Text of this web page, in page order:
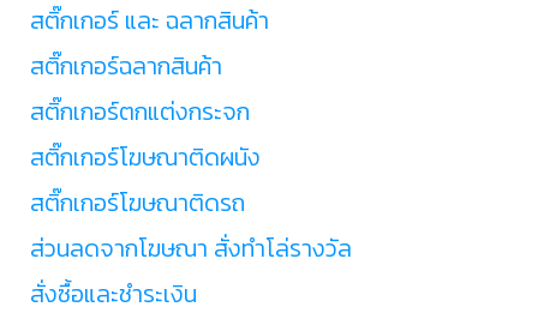
สติ๊กเกอร์ และ ฉลากสินค้า
สติ๊กเกอร์ฉลากสินค้า
สติ๊กเกอร์ตกแต่งกระจก
สติ๊กเกอร์โฆษณาติดผนัง
สติ๊กเกอร์โฆษณาติดรถ
ส่วนลดจากโฆษณา สั่งทำโล่รางวัล
สั่งซื้อและชำระเงิน